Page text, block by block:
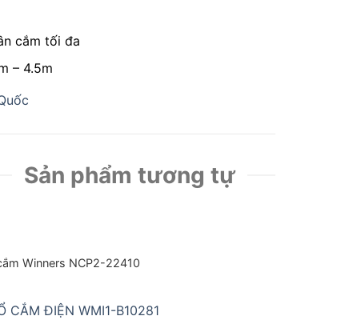
cắm tối đa
– 4.5m
Sản phẩm tương tự
Winners NCP2-22410